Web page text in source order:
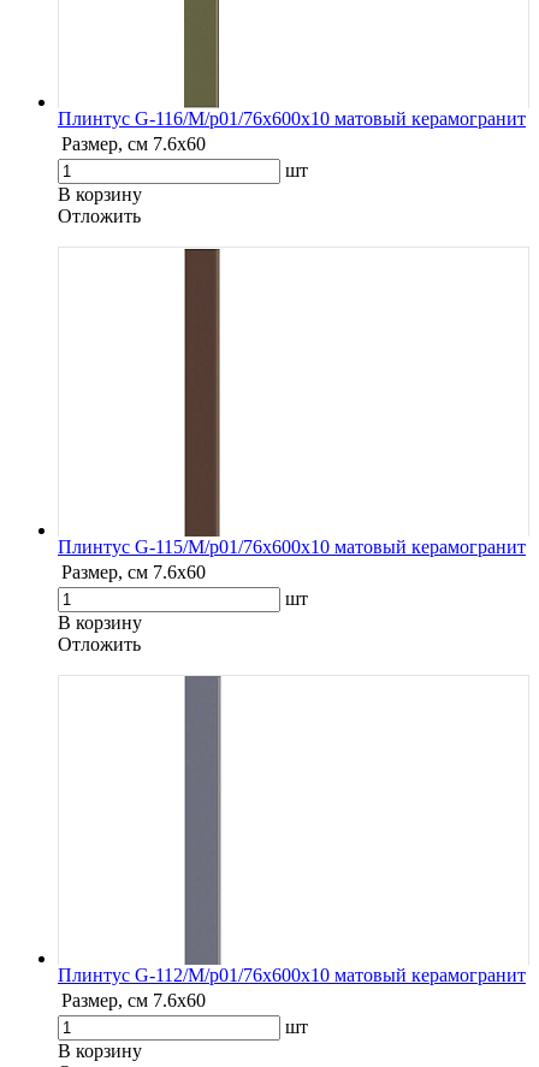
Плинтус G-116/М/p01/76x600x10 матовый керамогранит
Размер, см 7.6х60
шт
В корзину
Oтложить
Плинтус G-115/М/p01/76x600x10 матовый керамогранит
Размер, см 7.6х60
шт
В корзину
Oтложить
Плинтус G-112/М/p01/76x600x10 матовый керамогранит
Размер, см 7.6х60
шт
В корзину